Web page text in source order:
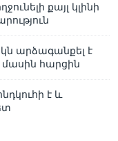
քայլ կլինի
արձագանքել է
մասին հարցին
է և